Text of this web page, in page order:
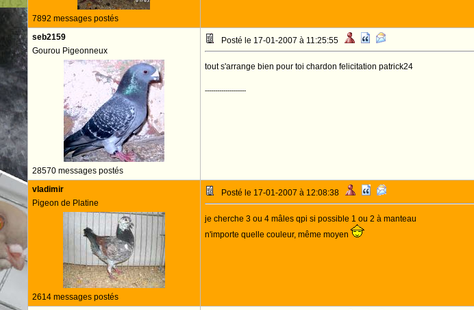
7892 messages postés
seb2159
Gourou Pigeonneux
28570 messages postés
Posté le 17-01-2007 à 11:25:55
tout s'arrange bien pour toi chardon felicitation patrick24
--------------------
vladimir
Pigeon de Platine
2614 messages postés
Posté le 17-01-2007 à 12:08:38
je cherche 3 ou 4 mâles qpi si possible 1 ou 2 à manteau
n'importe quelle couleur, même moyen